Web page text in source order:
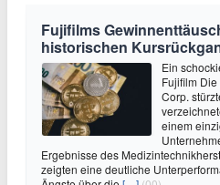
Fujifilms
historischen
Ein
Fujifilm
Corp.
einem
Ergebnisse des
zeigten eine deutliche